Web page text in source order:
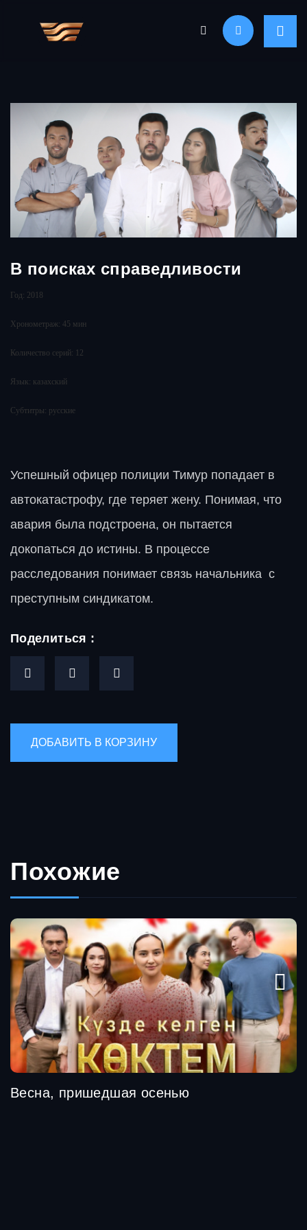
В поисках справедливости
Год: 2018
Хронометраж: 45 мин
Количество серий: 12
Язык: казахский
Субтитры: русские
Успешный офицер полиции Тимур попадает в
автокатастрофу, где теряет жену. Понимая, что
авария была подстроена, он пытается
докопаться до истины. В процессе
расследования понимает связь начальника с
преступным синдикатом.
Поделиться :
Похожие
Весна, пришедшая осенью